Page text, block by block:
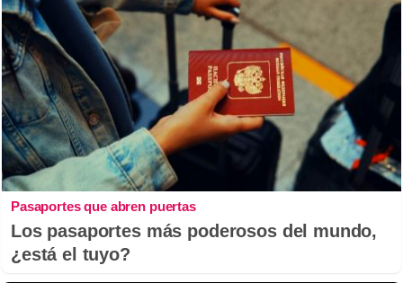
Pasaportes que abren puertas
Los pasaportes más poderosos del mundo,
¿está el tuyo?